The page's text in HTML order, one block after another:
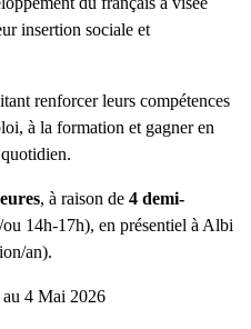
insertion sociale et
renforcer leurs compétences
à la formation et gagner en
, à raison de 4 demi-
14h-17h), en présentiel à Albi
an).
4 Mai 2026